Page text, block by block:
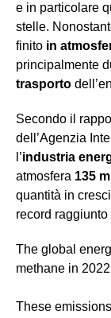
e in particolare
stelle.
finito in
principalmente
trasporto
Secondo il
dell’Agenzia
l’industria
atmosfera 135
quantità in
record
The global
methane in
These